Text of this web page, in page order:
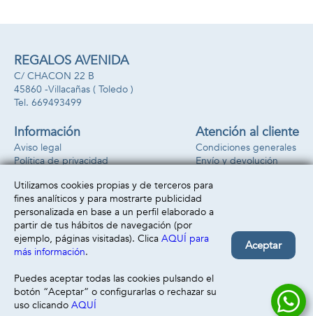
REGALOS AVENIDA
C/ CHACON 22 B
45860 -Villacañas ( Toledo )
669493499
Información
Aviso legal
Política de privacidad
Atención al cliente
Condiciones generales
Envío y devolución
Formas de pago
Utilizamos cookies propias y de terceros para
fines analíticos y para mostrarte publicidad
personalizada en base a un perfil elaborado a
partir de tus hábitos de navegación (por
ejemplo, páginas visitadas). Clica AQUÍ para
más información.
Puedes aceptar todas las cookies pulsando el
botón “Aceptar” o configurarlas o rechazar su
uso clicando AQUÍ
Aceptar